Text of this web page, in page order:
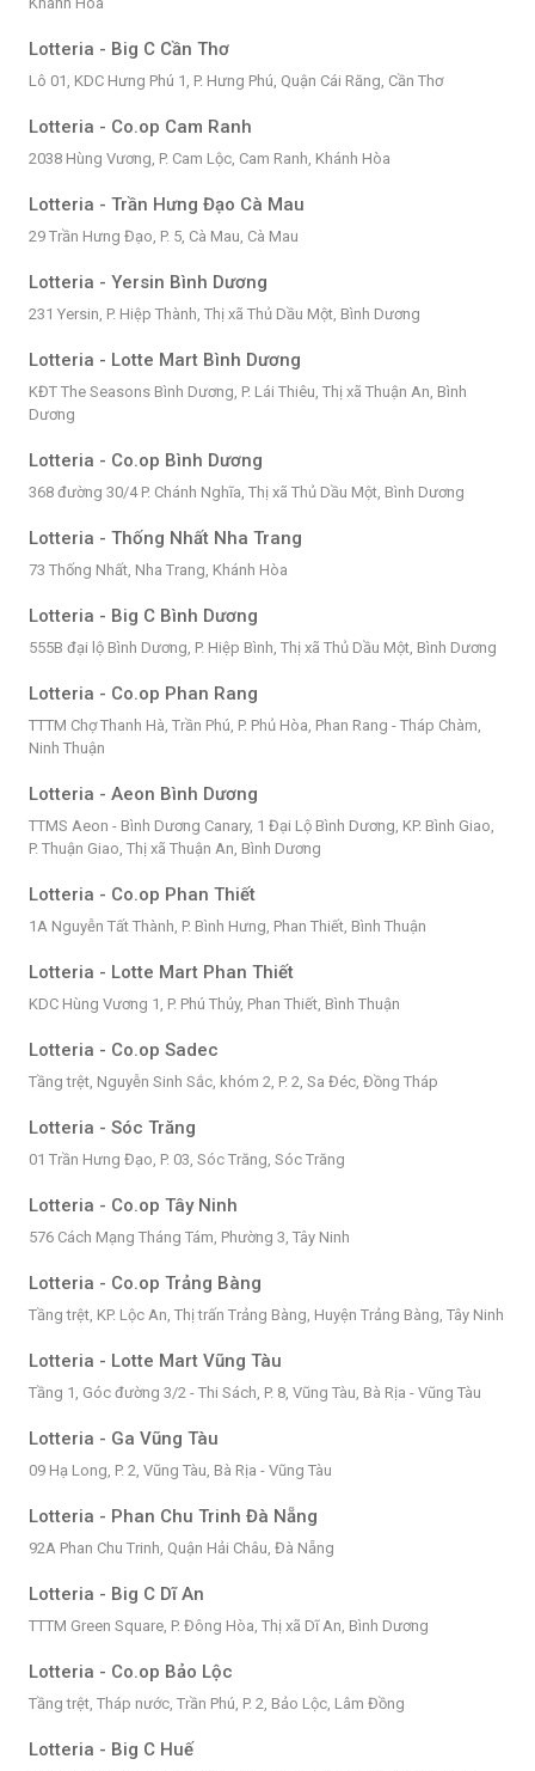
Lotteria - Big C Cần Thơ
Lô 01, KDC Hưng Phú 1, P. Hưng Phú, Quận Cái Răng, Cần Thơ
Lotteria - Co.op Cam Ranh
2038 Hùng Vương, P. Cam Lộc, Cam Ranh, Khánh Hòa
Lotteria - Trần Hưng Đạo Cà Mau
29 Trần Hưng Đạo, P. 5, Cà Mau, Cà Mau
Lotteria - Yersin Bình Dương
231 Yersin, P. Hiệp Thành, Thị xã Thủ Dầu Một, Bình Dương
Lotteria - Lotte Mart Bình Dương
KĐT The Seasons Bình Dương, P. Lái Thiêu, Thị xã Thuận An, Bình
Dương
Lotteria - Co.op Bình Dương
368 đường 30/4 P. Chánh Nghĩa, Thị xã Thủ Dầu Một, Bình Dương
Lotteria - Thống Nhất Nha Trang
73 Thống Nhất, Nha Trang, Khánh Hòa
Lotteria - Big C Bình Dương
555B đại lộ Bình Dương, P. Hiệp Bình, Thị xã Thủ Dầu Một, Bình Dương
Lotteria - Co.op Phan Rang
TTTM Chợ Thanh Hà, Trần Phú, P. Phủ Hòa, Phan Rang - Tháp Chàm,
Ninh Thuận
Lotteria - Aeon Bình Dương
TTMS Aeon - Bình Dương Canary, 1 Đại Lộ Bình Dương, KP. Bình Giao,
P. Thuận Giao, Thị xã Thuận An, Bình Dương
Lotteria - Co.op Phan Thiết
1A Nguyễn Tất Thành, P. Bình Hưng, Phan Thiết, Bình Thuận
Lotteria - Lotte Mart Phan Thiết
KDC Hùng Vương 1, P. Phú Thủy, Phan Thiết, Bình Thuận
Lotteria - Co.op Sadec
Tầng trệt, Nguyễn Sinh Sắc, khóm 2, P. 2, Sa Đéc, Đồng Tháp
Lotteria - Sóc Trăng
01 Trần Hưng Đạo, P. 03, Sóc Trăng, Sóc Trăng
Lotteria - Co.op Tây Ninh
576 Cách Mạng Tháng Tám, Phường 3, Tây Ninh
Lotteria - Co.op Trảng Bàng
Tầng trệt, KP. Lộc An, Thị trấn Trảng Bàng, Huyện Trảng Bàng, Tây Ninh
Lotteria - Lotte Mart Vũng Tàu
Tầng 1, Góc đường 3/2 - Thi Sách, P. 8, Vũng Tàu, Bà Rịa - Vũng Tàu
Lotteria - Ga Vũng Tàu
09 Hạ Long, P. 2, Vũng Tàu, Bà Rịa - Vũng Tàu
Lotteria - Phan Chu Trinh Đà Nẵng
92A Phan Chu Trinh, Quận Hải Châu, Đà Nẵng
Lotteria - Big C Dĩ An
TTTM Green Square, P. Đông Hòa, Thị xã Dĩ An, Bình Dương
Lotteria - Co.op Bảo Lộc
Tầng trệt, Tháp nước, Trần Phú, P. 2, Bảo Lộc, Lâm Đồng
Lotteria - Big C Huế